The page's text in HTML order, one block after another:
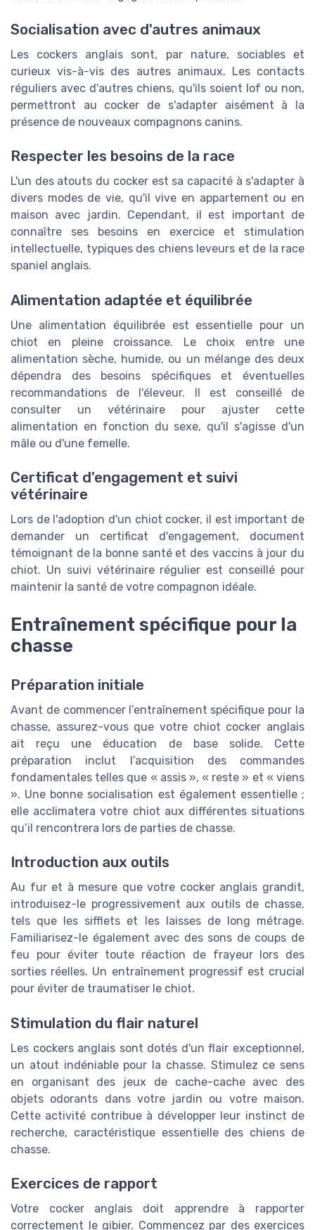
Socialisation avec d'autres animaux
Les cockers anglais sont, par nature, sociables et
curieux vis-à-vis des autres animaux. Les contacts
réguliers avec d'autres chiens, qu'ils soient lof ou non,
permettront au cocker de s'adapter aisément à la
présence de nouveaux compagnons canins.
Respecter les besoins de la race
L'un des atouts du cocker est sa capacité à s'adapter à
divers modes de vie, qu'il vive en appartement ou en
maison avec jardin. Cependant, il est important de
connaître ses besoins en exercice et stimulation
intellectuelle, typiques des chiens leveurs et de la race
spaniel anglais.
Alimentation adaptée et équilibrée
Une alimentation équilibrée est essentielle pour un
chiot en pleine croissance. Le choix entre une
alimentation sèche, humide, ou un mélange des deux
dépendra des besoins spécifiques et éventuelles
recommandations de l'éleveur. Il est conseillé de
consulter un vétérinaire pour ajuster cette
alimentation en fonction du sexe, qu'il s'agisse d'un
mâle ou d'une femelle.
Certificat d'engagement et suivi
vétérinaire
Lors de l'adoption d'un chiot cocker, il est important de
demander un certificat d'engagement, document
témoignant de la bonne santé et des vaccins à jour du
chiot. Un suivi vétérinaire régulier est conseillé pour
maintenir la santé de votre compagnon idéale.
Entraînement spécifique pour la
chasse
Préparation initiale
Avant de commencer l’entraînement spécifique pour la
chasse, assurez-vous que votre chiot cocker anglais
ait reçu une éducation de base solide. Cette
préparation inclut l’acquisition des commandes
fondamentales telles que « assis », « reste » et « viens
». Une bonne socialisation est également essentielle ;
elle acclimatera votre chiot aux différentes situations
qu’il rencontrera lors de parties de chasse.
Introduction aux outils
Au fur et à mesure que votre cocker anglais grandit,
introduisez-le progressivement aux outils de chasse,
tels que les sifflets et les laisses de long métrage.
Familiarisez-le également avec des sons de coups de
feu pour éviter toute réaction de frayeur lors des
sorties réelles. Un entraînement progressif est crucial
pour éviter de traumatiser le chiot.
Stimulation du flair naturel
Les cockers anglais sont dotés d'un flair exceptionnel,
un atout indéniable pour la chasse. Stimulez ce sens
en organisant des jeux de cache-cache avec des
objets odorants dans votre jardin ou votre maison.
Cette activité contribue à développer leur instinct de
recherche, caractéristique essentielle des chiens de
chasse.
Exercices de rapport
Votre cocker anglais doit apprendre à rapporter
correctement le gibier. Commencez par des exercices